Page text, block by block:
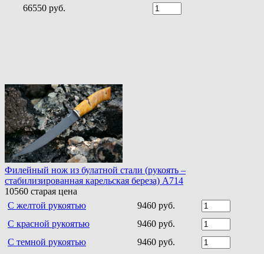
66550 руб.
Филейный нож из булатной стали (рукоять –
стабилизированная карельская береза) A714
10560 старая цена
С желтой рукоятью
9460 руб.
С красной рукоятью
9460 руб.
С темной рукоятью
9460 руб.